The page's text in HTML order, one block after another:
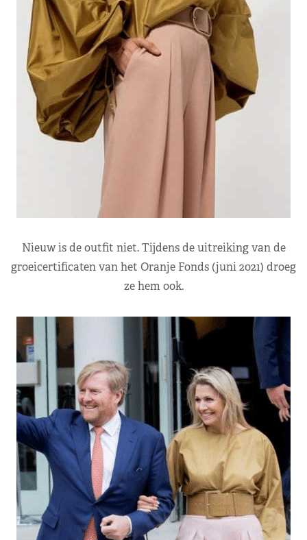
Nieuw is de outfit niet. Tijdens de uitreiking van de
groeicertificaten van het Oranje Fonds (juni 2021) droeg
ze hem ook.